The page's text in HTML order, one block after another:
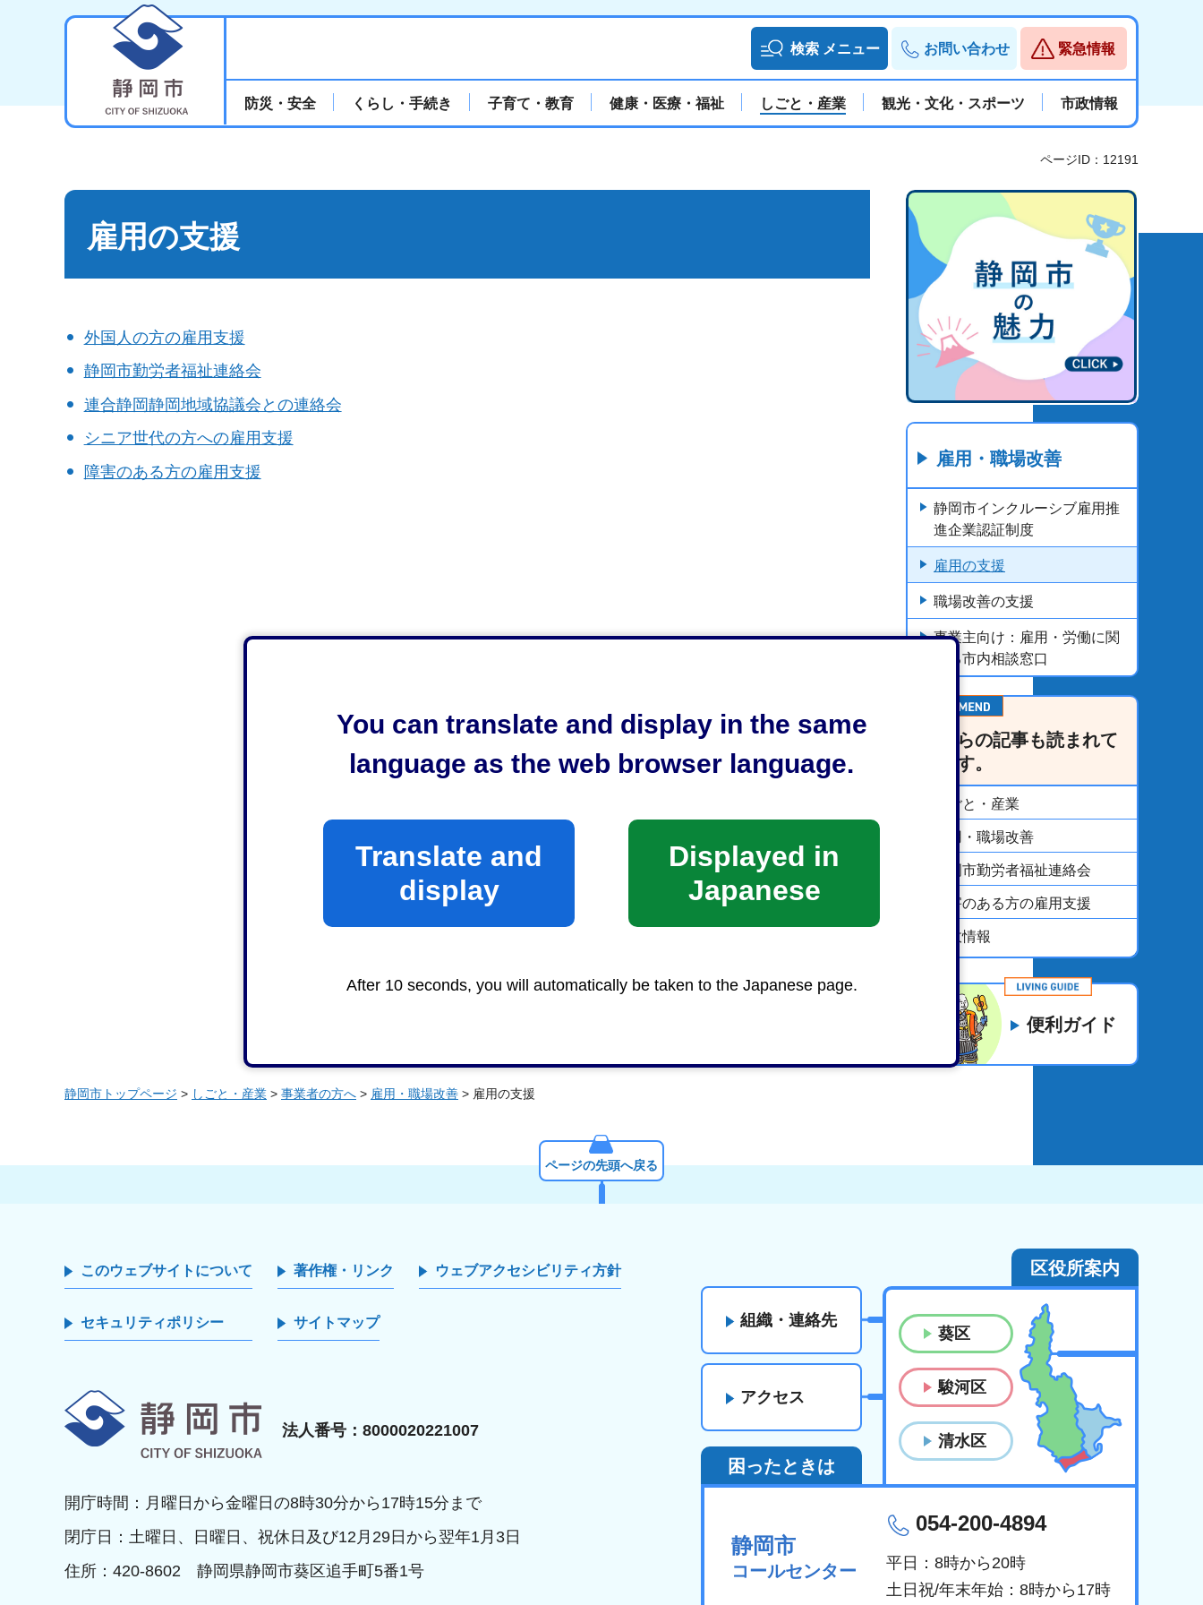
You can translate and display in the same
language as the web browser language.
Translate and
display
Displayed in
Japanese
After 10 seconds, you will automatically be taken to the Japanese page.
検索 メニュー お問い合わせ 緊急情報
防災・安全 くらし・手続き 子育て・教育 健康・医療・福祉 しごと・産業 観光・文化・スポーツ 市政情報
ページID：12191
雇用の支援
外国人の方の雇用支援
静岡市勤労者福祉連絡会
連合静岡静岡地域協議会との連絡会
シニア世代の方への雇用支援
障害のある方の雇用支援
雇用・職場改善
静岡市インクルーシブ雇用推
進企業認証制度
雇用の支援
職場改善の支援
事業主向け：雇用・労働に関
する市内相談窓口
こちらの記事も読まれて
います。
しごと・産業
雇用・職場改善
静岡市勤労者福祉連絡会
障害のある方の雇用支援
市政情報
便利ガイド
静岡市トップページ > しごと・産業 > 事業者の方へ > 雇用・職場改善 > 雇用の支援
ページの先頭へ戻る
このウェブサイトについて 著作権・リンク ウェブアクセシビリティ方針
セキュリティポリシー サイトマップ
法人番号：8000020221007
開庁時間：月曜日から金曜日の8時30分から17時15分まで
閉庁日：土曜日、日曜日、祝休日及び12月29日から翌年1月3日
住所：420-8602 静岡県静岡市葵区追手町5番1号
組織・連絡先
アクセス
区役所案内
葵区
駿河区
清水区
困ったときは
静岡市
コールセンター
054-200-4894
平日：8時から20時
土日祝/年末年始：8時から17時